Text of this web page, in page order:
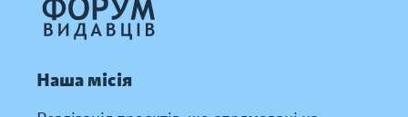
Наша місія